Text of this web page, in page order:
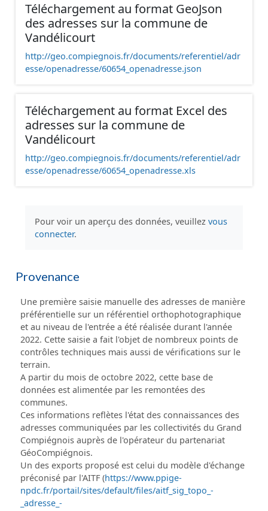
Téléchargement au format GeoJson
des adresses sur la commune de
Vandélicourt
http://geo.compiegnois.fr/documents/referentiel/adr
esse/openadresse/60654_openadresse.json
Téléchargement au format Excel des
adresses sur la commune de
Vandélicourt
http://geo.compiegnois.fr/documents/referentiel/adr
esse/openadresse/60654_openadresse.xls
Pour voir un aperçu des données, veuillez vous
connecter.
Provenance
Une première saisie manuelle des adresses de manière
préférentielle sur un référentiel orthophotographique
et au niveau de l'entrée a été réalisée durant l'année
2022. Cette saisie a fait l'objet de nombreux points de
contrôles techniques mais aussi de vérifications sur le
terrain.
A partir du mois de octobre 2022, cette base de
données est alimentée par les remontées des
communes.
Ces informations reflètes l'état des connaissances des
adresses communiquées par les collectivités du Grand
Compiégnois auprès de l'opérateur du partenariat
GéoCompiégnois.
Un des exports proposé est celui du modèle d'échange
préconisé par l'AITF (https://www.ppige-
npdc.fr/portail/sites/default/files/aitf_sig_topo_-
_adresse_-